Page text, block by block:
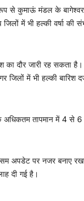
से कुमाऊं मंडल के
में भी हल्की वर्षा की
दौर जारी रह सकता
जिलों में भी हल्की बारिश
अधिकतम तापमान में 4 से
अपडेट पर नजर बनाए
दी गई है।